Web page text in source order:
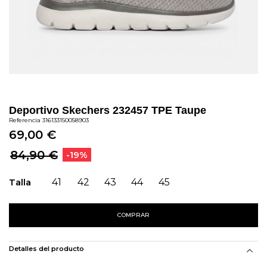
Deportivo Skechers 232457 TPE Taupe
Referencia 316133150058903
69,00 €
84,90 €
-19%
Talla 41 42 43 44 45
COMPRAR
Detalles del producto